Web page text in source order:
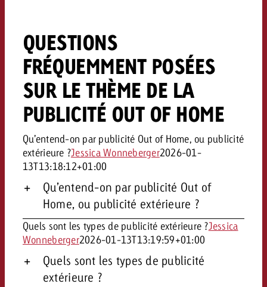
QUESTIONS
FRÉQUEMMENT POSÉES
SUR LE THÈME DE LA
PUBLICITÉ OUT OF HOME
Qu’entend-on par publicité Out of Home, ou publicité
extérieure ?Jessica Wonneberger2026-01-
13T13:18:12+01:00
Qu’entend-on par publicité Out of
Home, ou publicité extérieure ?
Quels sont les types de publicité extérieure ?Jessica
Wonneberger2026-01-13T13:19:59+01:00
Quels sont les types de publicité
extérieure ?